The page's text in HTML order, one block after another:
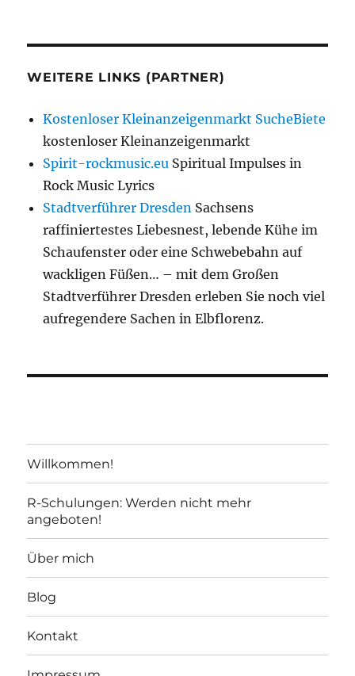
WEITERE LINKS (PARTNER)
Kostenloser Kleinanzeigenmarkt SucheBiete
kostenloser Kleinanzeigenmarkt
Spirit-rockmusic.eu Spiritual Impulses in
Rock Music Lyrics
Stadtverführer Dresden Sachsens
raffiniertestes Liebesnest, lebende Kühe im
Schaufenster oder eine Schwebebahn auf
wackligen Füßen… – mit dem Großen
Stadtverführer Dresden erleben Sie noch viel
aufregendere Sachen in Elbflorenz.
Willkommen!
R-Schulungen: Werden nicht mehr
angeboten!
Über mich
Blog
Kontakt